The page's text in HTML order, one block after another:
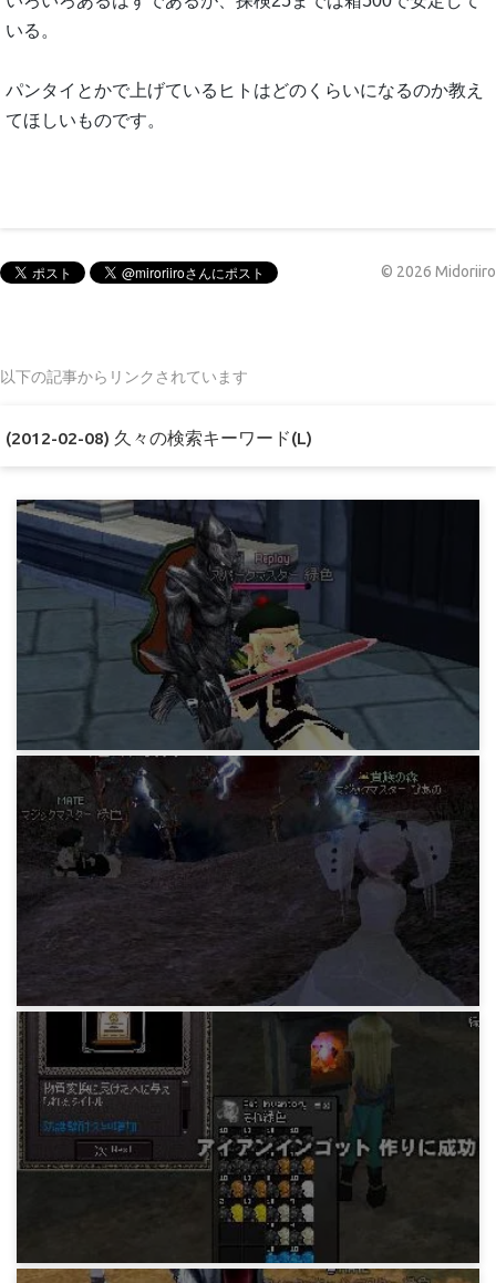
いる。
パンタイとかで上げているヒトはどのくらいになるのか教え
てほしいものです。
© 2026 Midoriiro
以下の記事からリンクされています
(2012-02-08) 久々の検索キーワード(L)
マビノギ小技データ
マテ/ついでに探検25までのアレ3
マビノギ小技データ
ワイン作り
15年前